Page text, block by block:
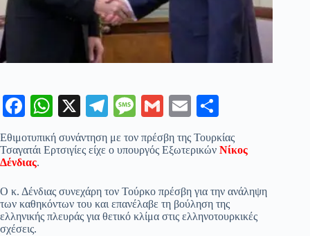
Fa
bo
ok
W
ha
ts
pp
X
Te
gr
m
M
sa
G
m
ail
E
m
ail
οι
ρ
στ
εί
Εθιμοτυπική συνάντηση με τον πρέσβη της Τουρκίας
Τσαγατάι Ερτσιγίες είχε ο υπουργός Εξωτερικών Νίκος
Δένδιας.
Ο κ. Δένδιας συνεχάρη τον Τούρκο πρέσβη για την ανάληψη
των καθηκόντων του και επανέλαβε τη βούληση της
ελληνικής πλευράς για θετικό κλίμα στις ελληνοτουρκικές
σχέσεις.